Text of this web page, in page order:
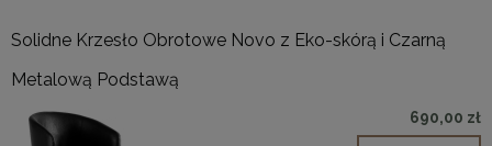
Solidne Krzesło Obrotowe Novo z Eko-skórą i Czarną
Metalową Podstawą
690,00 zł